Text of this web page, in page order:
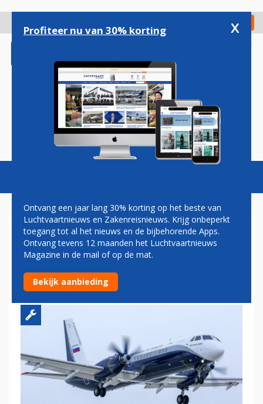
gaan
Check in
Magazine Podcasts Vacatures
NIEUWE ILYUSHIN IL-14-300
VOOR HET EERST DE LUCHT
IN
Profiteer nu van 30% korting x
Ontvang een jaar lang 30% korting op het beste van
Luchtvaartnieuws en Zakenreisnieuws. Krijg onbeperkt
toegang tot al het nieuws en de bijbehorende Apps.
Ontvang tevens 12 maanden het Luchtvaartnieuws
Magazine in de mail of op de mat.
Bekijk aanbieding